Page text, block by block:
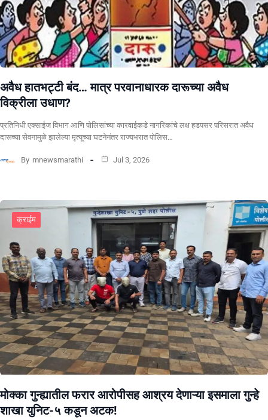
अवैध हातभट्टी बंद… मात्र परवानाधारक दारूच्या अवैध
विक्रीला उधाण?
प्रतिनिधी एक्साईज विभाग आणि पोलिसांच्या कारवाईकडे नागरिकांचे लक्ष हडपसर परिसरात अवैध
दारूच्या सेवनामुळे झालेल्या मृत्यूच्या घटनेनंतर राज्यभरात पोलिस…
By mnewsmarathi Jul 3, 2026
क्राईम
मोक्का गुन्ह्यातील फरार आरोपीसह आश्रय देणाऱ्या इसमाला गुन्हे
शाखा युनिट-५ कडून अटक!